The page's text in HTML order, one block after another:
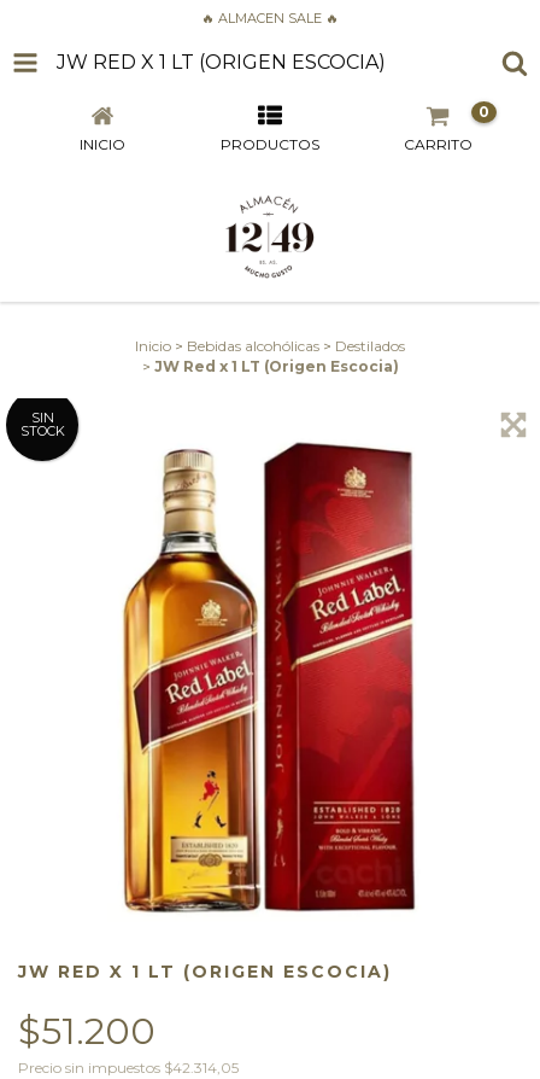
🔥 ALMACEN SALE 🔥
JW RED X 1 LT (ORIGEN ESCOCIA)
INICIO PRODUCTOS CARRITO
0
Inicio > Bebidas alcohólicas > Destilados
> JW Red x 1 LT (Origen Escocia)
SIN
STOCK
JW RED X 1 LT (ORIGEN ESCOCIA)
$51.200
Precio sin impuestos $42.314,05